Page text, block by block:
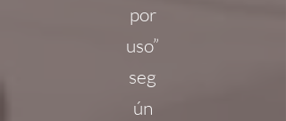
por
uso”
seg
ún